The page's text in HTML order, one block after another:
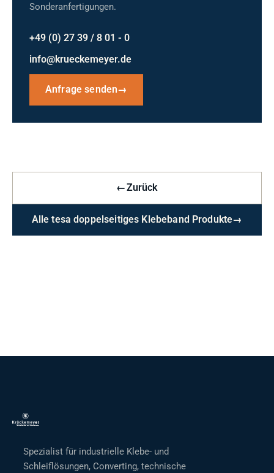
Sonderanfertigungen.
+49 (0) 27 39 / 8 01 - 0
info@krueckemeyer.de
Anfrage senden→
←Zurück
Alle tesa doppelseitiges Klebeband Produkte→
Spezialist für industrielle Klebe- und
Schleiflösungen, Converting, technische